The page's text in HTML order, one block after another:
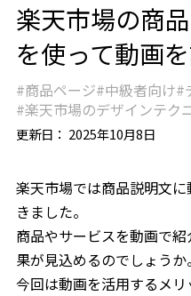
楽天市場の商
を使って動画
商品ページ 中級者向け
楽天市場のデザインテク
更新日： 2025年10月8日
楽天市場では商品説明文
きました。
商品やサービスを動画で
果が見込めるのでしょうか。
今回は動画を活用するメ